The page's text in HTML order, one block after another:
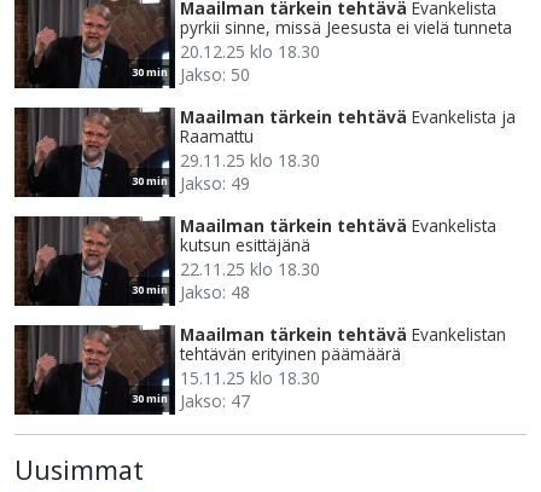
30 min
Maailman tärkein tehtävä Evankelista
pyrkii sinne, missä Jeesusta ei vielä tunneta
20.12.25 klo 18.30
Jakso: 50
30 min
Maailman tärkein tehtävä Evankelista ja
Raamattu
29.11.25 klo 18.30
Jakso: 49
30 min
Maailman tärkein tehtävä Evankelista
kutsun esittäjänä
22.11.25 klo 18.30
Jakso: 48
30 min
Maailman tärkein tehtävä Evankelistan
tehtävän erityinen päämäärä
15.11.25 klo 18.30
Jakso: 47
Uusimmat